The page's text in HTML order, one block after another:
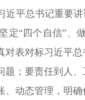
总书记重要讲
定“四个自信”
表对标习近平
；要责任到人
动态管理，明